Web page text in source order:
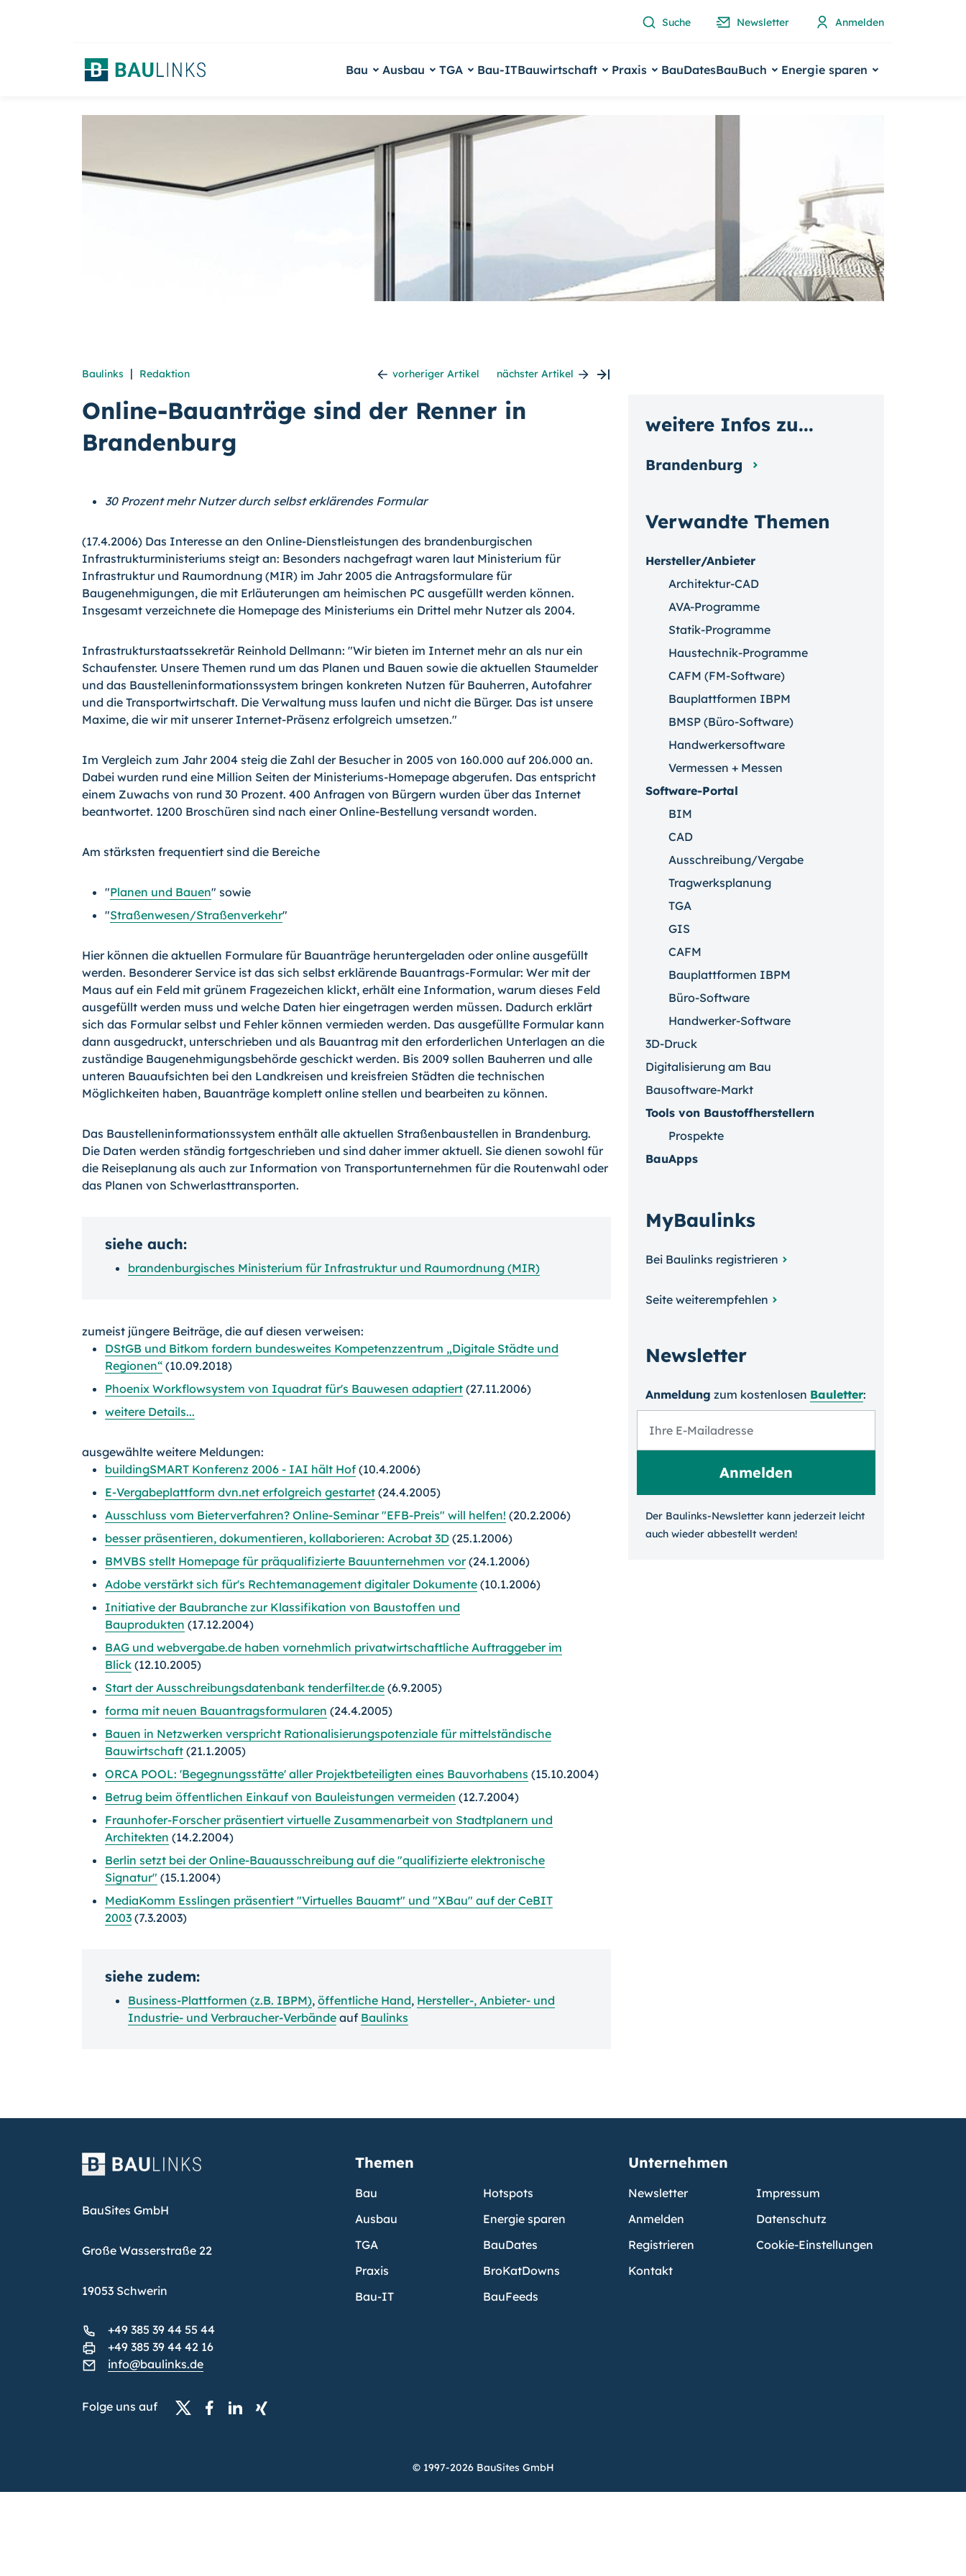
Suche Newsletter Anmelden
Bau Ausbau TGA Bau-ITBauwirtschaft Praxis BauDatesBauBuch Energie sparen
Baulinks | Redaktion vorheriger Artikel nächster Artikel
Online-Bauanträge sind der Renner in
Brandenburg
30 Prozent mehr Nutzer durch selbst erklärendes Formular
(17.4.2006) Das Interesse an den Online-Dienstleistungen des brandenburgischen
Infrastrukturministeriums steigt an: Besonders nachgefragt waren laut Ministerium für
Infrastruktur und Raumordnung (MIR) im Jahr 2005 die Antragsformulare für
Baugenehmigungen, die mit Erläuterungen am heimischen PC ausgefüllt werden können.
Insgesamt verzeichnete die Homepage des Ministeriums ein Drittel mehr Nutzer als 2004.
Infrastrukturstaatssekretär Reinhold Dellmann: "Wir bieten im Internet mehr an als nur ein
Schaufenster. Unsere Themen rund um das Planen und Bauen sowie die aktuellen Staumelder
und das Baustelleninformationssystem bringen konkreten Nutzen für Bauherren, Autofahrer
und die Transportwirtschaft. Die Verwaltung muss laufen und nicht die Bürger. Das ist unsere
Maxime, die wir mit unserer Internet-Präsenz erfolgreich umsetzen."
Im Vergleich zum Jahr 2004 steig die Zahl der Besucher in 2005 von 160.000 auf 206.000 an.
Dabei wurden rund eine Million Seiten der Ministeriums-Homepage abgerufen. Das entspricht
einem Zuwachs von rund 30 Prozent. 400 Anfragen von Bürgern wurden über das Internet
beantwortet. 1200 Broschüren sind nach einer Online-Bestellung versandt worden.
Am stärksten frequentiert sind die Bereiche
"Planen und Bauen" sowie
"Straßenwesen/Straßenverkehr"
Hier können die aktuellen Formulare für Bauanträge heruntergeladen oder online ausgefüllt
werden. Besonderer Service ist das sich selbst erklärende Bauantrags-Formular: Wer mit der
Maus auf ein Feld mit grünem Fragezeichen klickt, erhält eine Information, warum dieses Feld
ausgefüllt werden muss und welche Daten hier eingetragen werden müssen. Dadurch erklärt
sich das Formular selbst und Fehler können vermieden werden. Das ausgefüllte Formular kann
dann ausgedruckt, unterschrieben und als Bauantrag mit den erforderlichen Unterlagen an die
zuständige Baugenehmigungsbehörde geschickt werden. Bis 2009 sollen Bauherren und alle
unteren Bauaufsichten bei den Landkreisen und kreisfreien Städten die technischen
Möglichkeiten haben, Bauanträge komplett online stellen und bearbeiten zu können.
Das Baustelleninformationssystem enthält alle aktuellen Straßenbaustellen in Brandenburg.
Die Daten werden ständig fortgeschrieben und sind daher immer aktuell. Sie dienen sowohl für
die Reiseplanung als auch zur Information von Transportunternehmen für die Routenwahl oder
das Planen von Schwerlasttransporten.
siehe auch:
brandenburgisches Ministerium für Infrastruktur und Raumordnung (MIR)
zumeist jüngere Beiträge, die auf diesen verweisen:
DStGB und Bitkom fordern bundesweites Kompetenzzentrum „Digitale Städte und
Regionen“ (10.09.2018)
Phoenix Workflowsystem von Iquadrat für's Bauwesen adaptiert (27.11.2006)
weitere Details...
ausgewählte weitere Meldungen:
buildingSMART Konferenz 2006 - IAI hält Hof (10.4.2006)
E-Vergabeplattform dvn.net erfolgreich gestartet (24.4.2005)
Ausschluss vom Bieterverfahren? Online-Seminar "EFB-Preis" will helfen! (20.2.2006)
besser präsentieren, dokumentieren, kollaborieren: Acrobat 3D (25.1.2006)
BMVBS stellt Homepage für präqualifizierte Bauunternehmen vor(24.1.2006)
Adobe verstärkt sich für's Rechtemanagement digitaler Dokumente (10.1.2006)
Initiative der Baubranche zur Klassifikation von Baustoffen und
Bauprodukten (17.12.2004)
BAG und webvergabe.de haben vornehmlich privatwirtschaftliche Auftraggeber im
Blick (12.10.2005)
Start der Ausschreibungsdatenbank tenderfilter.de (6.9.2005)
forma mit neuen Bauantragsformularen (24.4.2005)
Bauen in Netzwerken verspricht Rationalisierungspotenziale für mittelständische
Bauwirtschaft (21.1.2005)
ORCA POOL: 'Begegnungsstätte' aller Projektbeteiligten eines Bauvorhabens (15.10.2004)
Betrug beim öffentlichen Einkauf von Bauleistungen vermeiden (12.7.2004)
Fraunhofer-Forscher präsentiert virtuelle Zusammenarbeit von Stadtplanern und
Architekten (14.2.2004)
Berlin setzt bei der Online-Bauausschreibung auf die "qualifizierte elektronische
Signatur" (15.1.2004)
MediaKomm Esslingen präsentiert "Virtuelles Bauamt" und "XBau" auf der CeBIT
2003 (7.3.2003)
siehe zudem:
Business-Plattformen (z.B. IBPM), öffentliche Hand, Hersteller-, Anbieter- und
Industrie- und Verbraucher-Verbände auf Baulinks
Verwandte Themen
Hersteller/Anbieter
Architektur-CAD
AVA-Programme
Statik-Programme
Haustechnik-Programme
CAFM (FM-Software)
Bauplattformen IBPM
BMSP (Büro-Software)
Handwerkersoftware
Vermessen + Messen
Software-Portal
BIM
CAD
Ausschreibung/Vergabe
Tragwerksplanung
TGA
GIS
CAFM
Bauplattformen IBPM
Büro-Software
Handwerker-Software
3D-Druck
Digitalisierung am Bau
Bausoftware-Markt
Tools von Baustoffherstellern
Prospekte
BauApps
MyBaulinks
Bei Baulinks registrieren
Seite weiterempfehlen
Newsletter
Anmeldung zum kosten­losen Bauletter:
Der Baulinks-Newsletter kann jeder­zeit leicht
auch wieder ab­bestellt werden!
weitere Infos zu...
Brandenburg
BauSites GmbH
Große Wasserstraße 22
19053 Schwerin
+49 385 39 44 55 44
+49 385 39 44 42 16
info@baulinks.de
Folge uns auf
Themen
Bau
Ausbau
TGA
Praxis
Bau-IT
Hotspots
Energie sparen
BauDates
BroKatDowns
BauFeeds
Unternehmen
Newsletter
Anmelden
Registrieren
Kontakt
Impressum
Datenschutz
Cookie-Einstellungen
© 1997-2026 BauSites GmbH